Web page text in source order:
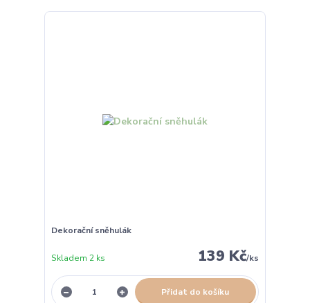
Dekorační sněhulák
139 Kč/ks
Skladem 2 ks
Přidat do košíku